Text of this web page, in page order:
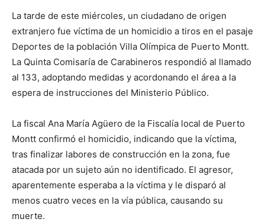
La tarde de este miércoles, un ciudadano de origen
extranjero fue víctima de un homicidio a tiros en el pasaje
Deportes de la población Villa Olímpica de Puerto Montt.
La Quinta Comisaría de Carabineros respondió al llamado
al 133, adoptando medidas y acordonando el área a la
espera de instrucciones del Ministerio Público.
La fiscal Ana María Agüero de la Fiscalía local de Puerto
Montt confirmó el homicidio, indicando que la víctima,
tras finalizar labores de construcción en la zona, fue
atacada por un sujeto aún no identificado. El agresor,
aparentemente esperaba a la víctima y le disparó al
menos cuatro veces en la vía pública, causando su
muerte.